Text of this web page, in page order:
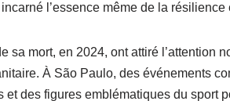
l’essence même de la
sa mort, en 2024, ont attiré l’attention
À São Paulo, des événements
des figures emblématiques du sport